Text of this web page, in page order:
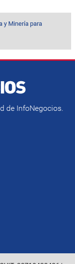
y Minería para
de InfoNegocios.